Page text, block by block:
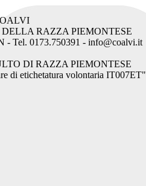
RAZZA PIEMONTESE
- Tel. 0173.750391 - info@coalvi.it
DI RAZZA PIEMONTESE
di etichetatura volontaria IT007ET"